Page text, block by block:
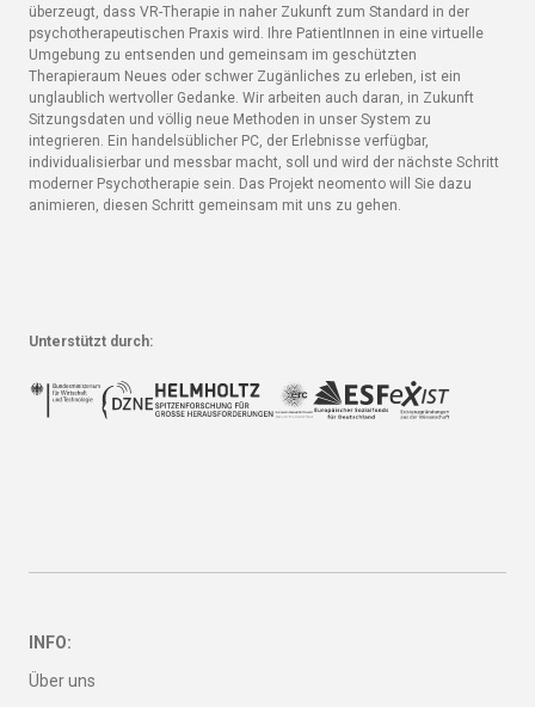
überzeugt, dass VR-Therapie in naher Zukunft zum Standard in der
psychotherapeutischen Praxis wird. Ihre PatientInnen in eine virtuelle
Umgebung zu entsenden und gemeinsam im geschützten
Therapieraum Neues oder schwer Zugänliches zu erleben, ist ein
unglaublich wertvoller Gedanke. Wir arbeiten auch daran, in Zukunft
Sitzungsdaten und völlig neue Methoden in unser System zu
integrieren. Ein handelsüblicher PC, der Erlebnisse verfügbar,
individualisierbar und messbar macht, soll und wird der nächste Schritt
moderner Psychotherapie sein. Das Projekt neomento will Sie dazu
animieren, diesen Schritt gemeinsam mit uns zu gehen.
Unterstützt durch:
INFO:
Über uns